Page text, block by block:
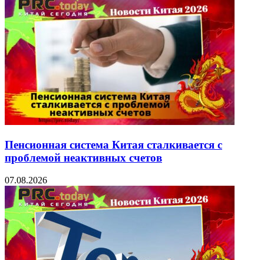
Пенсионная система Китая сталкивается с
проблемой неактивных счетов
07.08.2026